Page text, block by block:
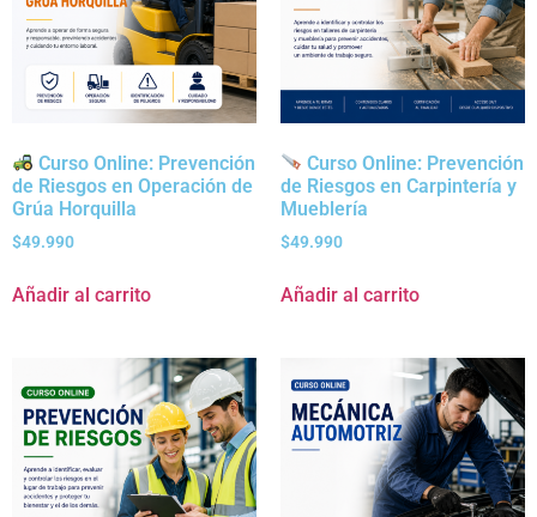
Curso Online: Prevención
de Riesgos en Operación de
Grúa Horquilla
$49.990
Añadir al carrito
Curso Online: Prevención
de Riesgos en Carpintería y
Mueblería
$49.990
Añadir al carrito